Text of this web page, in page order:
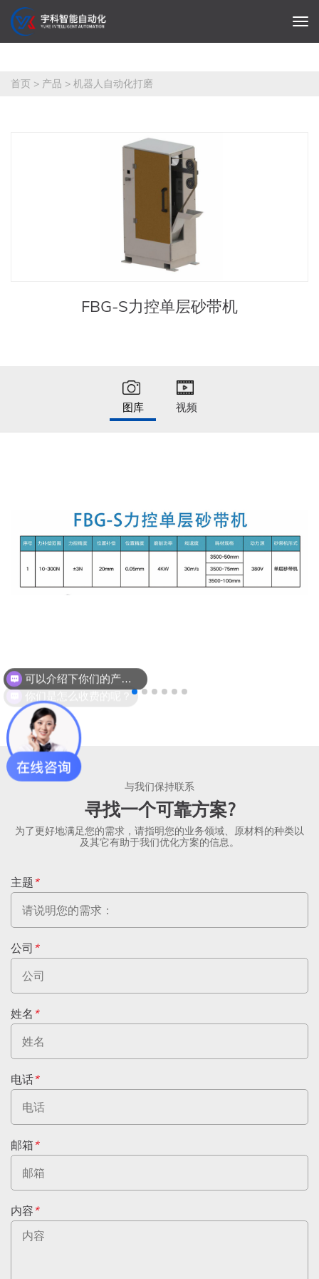
首页 > 产品 > 机器人自动化打磨
FBG-S力控单层砂带机
图库 视频
与我们保持联系
寻找一个可靠方案?
为了更好地满足您的需求，请指明您的业务领域、原材料的种类以
及其它有助于我们优化方案的信息。
主题 *
公司 *
姓名 *
电话*
邮箱 *
内容 *
可以介绍下你们的产品么？
你们是怎么收费的呢？